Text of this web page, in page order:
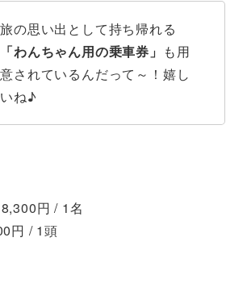
旅の思い出として持ち帰れる
「わんちゃん用の乗車券」 も用
意されているんだって～！嬉し
いね♪
円 / 1名
円 / 1頭